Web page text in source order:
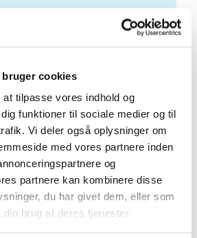
bruger cookies
tilpasse vores indhold og
funktioner til sociale medier og til
Vi deler også oplysninger om
med vores partnere inden
og
partnere kan kombinere disse
du har givet dem, eller som
brug af deres tjenester.